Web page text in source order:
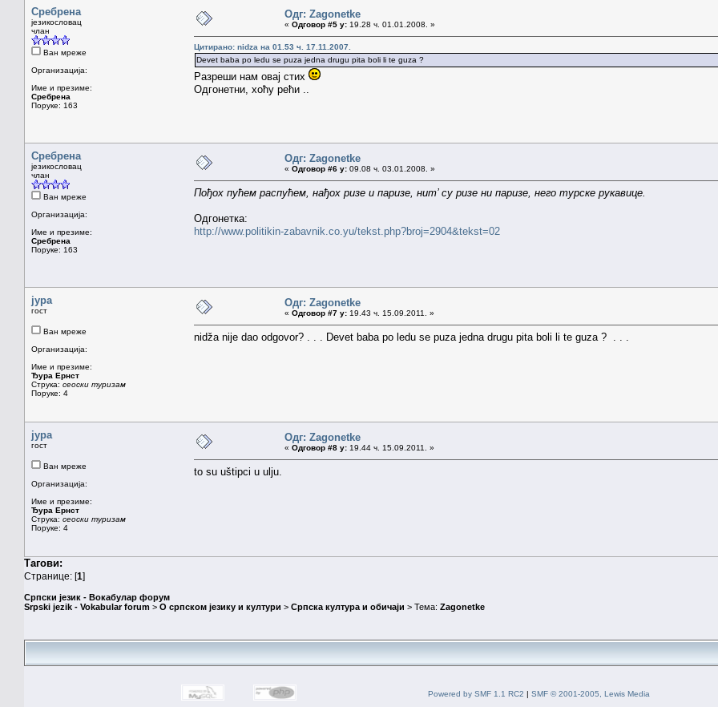
Сребрена
језикословац
члан
Ван мреже
Организација:
Име и презиме:
Сребрена
Поруке: 163
Одг: Zagonetke
« Одговор #5 у: 19.28 ч. 01.01.2008. »
Цитирано: nidza на 01.53 ч. 17.11.2007.
Devet baba po ledu se puza jedna drugu pita boli li te guza ?
Разреши нам овај стих
Одгонетни, хоћу рећи ..
Сребрена
језикословац
члан
Ван мреже
Организација:
Име и презиме:
Сребрена
Поруке: 163
Одг: Zagonetke
« Одговор #6 у: 09.08 ч. 03.01.2008. »
Пођох пућем распућем, нађох ризе и паризе, нит’ су ризе ни паризе, него турске рукавице.
Одгонетка:
http://www.politikin-zabavnik.co.yu/tekst.php?broj=2904&tekst=02
јура
гост
Ван мреже
Организација:
Име и презиме:
Ђура Ернст
Струка: сеоски туризам
Поруке: 4
Одг: Zagonetke
« Одговор #7 у: 19.43 ч. 15.09.2011. »
nidža nije dao odgovor? . . . Devet baba po ledu se puza jedna drugu pita boli li te guza ? . . .
јура
гост
Ван мреже
Организација:
Име и презиме:
Ђура Ернст
Струка: сеоски туризам
Поруке: 4
Одг: Zagonetke
« Одговор #8 у: 19.44 ч. 15.09.2011. »
to su uštipci u ulju.
Тагови:
Странице: [1]
Српски језик - Вокабулар форум
Srpski jezik - Vokabular forum > О српском језику и култури > Српска култура и обичаји > Тема: Zagonetke
Powered by SMF 1.1 RC2 | SMF © 2001-2005, Lewis Media